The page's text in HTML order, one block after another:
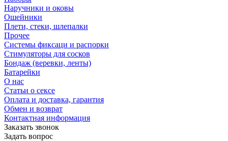
Наручники и оковы
Ошейники
Плети, стеки, шлепалки
Прочее
Системы фиксаци и распорки
Стимуляторы для сосков
Бондаж (веревки, ленты)
Батарейки
О нас
Статьи о сексе
Оплата и доставка, гарантия
Обмен и возврат
Контактная информация
Заказать звонок
Задать вопрос